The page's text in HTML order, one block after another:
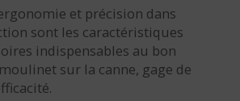
et précision dans
sont les caractéristiques
indispensables au bon
sur la canne, gage de